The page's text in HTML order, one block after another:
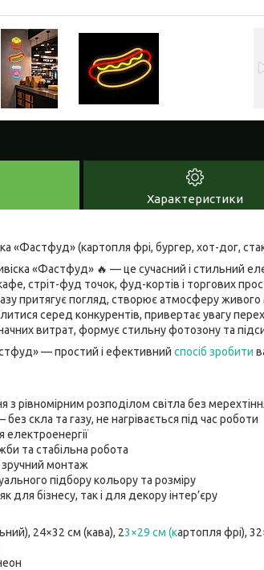
Характеристики
«Фастфуд» (картопля фрі, бургер, хот-дог,
«Фастфуд» 🔥 — це сучасний і стильний
стріт-фуд точок, фуд-кортів і торгових
притягує погляд, створює атмосферу живого
серед конкурентів, привертає увагу
витрат, формує стильну фотозону та
— простий і ефективний спосіб зробити
з рівномірним розподілом світла без
скла та газу, не нагрівається під час роботи
електроенергії
та стабільна робота
зручний монтаж
підбору кольору та розміру
для бізнесу, так і для декору інтер’єру
24×32 см (кава), 23×29 см (картопля фрі),